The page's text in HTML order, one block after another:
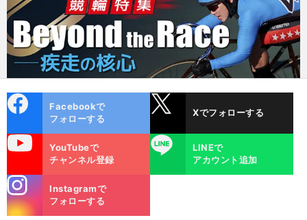
ok
Facebookで
フォローする
Xでフォローする
YouTubeで
チャンネル登録
LINE
LINEで
アカウント追加
m
Instagramで
フォローする